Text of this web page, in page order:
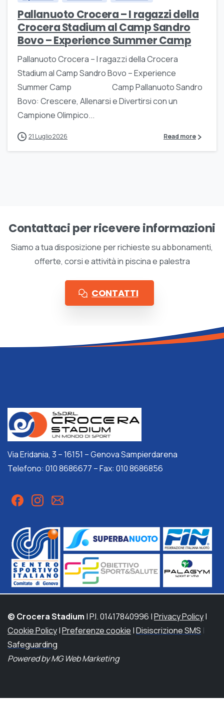
Pallanuoto Crocera – I ragazzi della
Crocera Stadium al Camp Sandro
Bovo – Experience Summer Camp
Pallanuoto Crocera – I ragazzi della Crocera
Stadium al Camp Sandro Bovo – Experience
Summer Camp Camp Pallanuoto Sandro
Bovo: Crescere, Allenarsi e Divertirsi con un
Campione Olimpico...
21 Luglio 2026 Read more
Contattaci per ricevere informazioni
Siamo a tua disposizione per richieste su abbonamenti,
offerte, corsi e attività in piscina e palestra
CONTATTI
Via Eridania, 3 – 16151 – Genova Sampierdarena
Telefono: 010 8686677 – Fax: 010 8686856
© Crocera Stadium | P.I. 01417840996 |Privacy Policy|
Cookie Policy|Preferenze cookie |Disiscrizione SMS |
Safeguarding
Powered by MG Web Marketing